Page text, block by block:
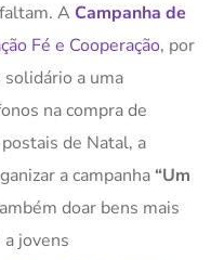
A Campanha de
Fé e Cooperação, por
a uma
na compra de
de Natal, a
a campanha “Um
doar bens mais
jovens